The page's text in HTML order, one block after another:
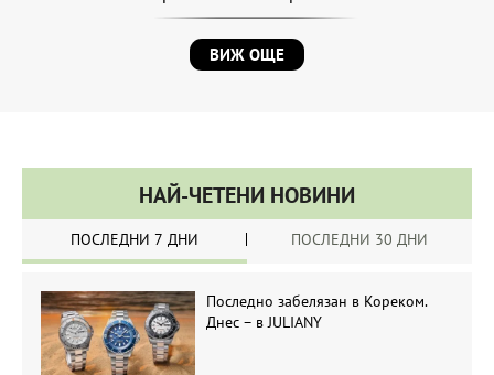
ВИЖ ОЩЕ
НАЙ-ЧЕТЕНИ НОВИНИ
ПОСЛЕДНИ 7 ДНИ ПОСЛЕДНИ 30 ДНИ
Последно забелязан в Кореком.
Днес – в JULIANY